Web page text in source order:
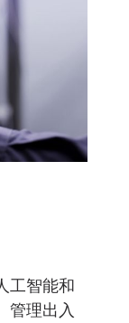
工智能和
管理出入